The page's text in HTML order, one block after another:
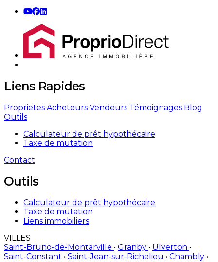
Liens Rapides
Proprietes Acheteurs Vendeurs Témoignages Blog
Outils
Calculateur de prêt hypothécaire
Taxe de mutation
Contact
Outils
Calculateur de prêt hypothécaire
Taxe de mutation
Liens immobiliers
VILLES
Saint-Bruno-de-Montarville • Granby • Ulverton •
Saint-Constant • Saint-Jean-sur-Richelieu • Chambly •